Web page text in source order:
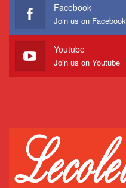
Facebook
Join us on Facebook
Youtube
Join us on Youtube